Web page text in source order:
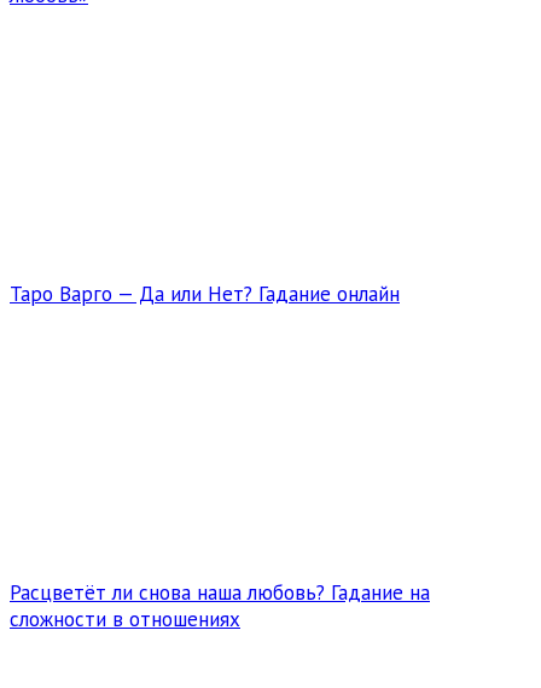
Таро Варго — Да или Нет? Гадание онлайн
Расцветёт ли снова наша любовь? Гадание на
сложности в отношениях